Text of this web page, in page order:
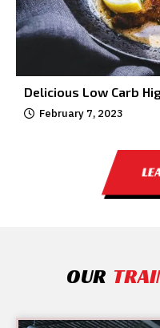
Delicious Low Carb
February 7, 2023
OUR